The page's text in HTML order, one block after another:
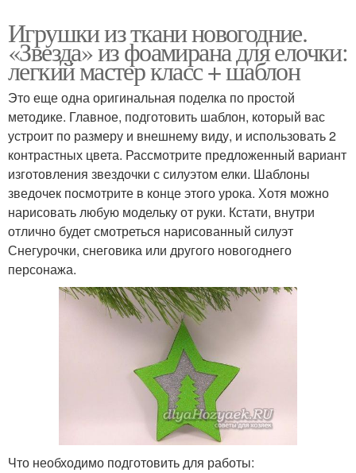
Игрушки из ткани новогодние.
«Звезда» из фоамирана для елочки:
легкий мастер класс + шаблон
Это еще одна оригинальная поделка по простой
методике. Главное, подготовить шаблон, который вас
устроит по размеру и внешнему виду, и использовать 2
контрастных цвета. Рассмотрите предложенный вариант
изготовления звездочки с силуэтом елки. Шаблоны
зведочек посмотрите в конце этого урока. Хотя можно
нарисовать любую модельку от руки. Кстати, внутри
отлично будет смотреться нарисованный силуэт
Снегурочки, снеговика или другого новогоднего
персонажа.
Что необходимо подготовить для работы: